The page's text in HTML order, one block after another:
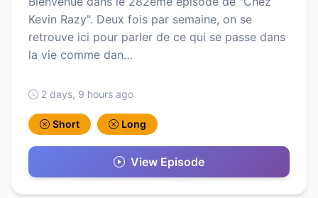
Kevin Razy". Deux fois par semaine, on se
retrouve ici pour parler de ce qui se passe dans
la vie comme dan…
2 days, 9 hours ago
Short Long
View Episode